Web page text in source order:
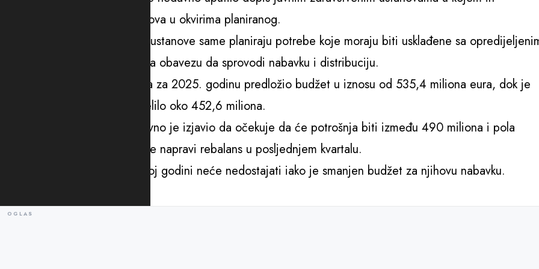
upozoravaju na potrošnju ljekova u okvirima planiranog.
Fond je nedavno saopštio da ustanove same planiraju potrebe koje moraju biti usklađene sa
budžetom te „Montefarm“ ima obavezu da sprovodi nabavku i distribuciju.
FZO je u svom nacrtu budžeta za 2025. godinu predložio budžet u iznosu od 535,4 miliona eura, dok je
Ministarstvo finansija opredijelilo oko 452,6 miliona.
Direktor FZO Vuk Kadić nedavno je izjavio da očekuje da će potrošnja biti između 490 miliona i pola
milijarde te da će morati da se napravi rebalans u posljednjem kvartalu.
On je kazao i da ljekova u ovoj godini neće nedostajati iako je smanjen budžet za njihovu nabavku.